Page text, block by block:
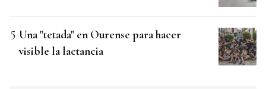
Una "tetada" en Ourense para hacer
visible la lactancia